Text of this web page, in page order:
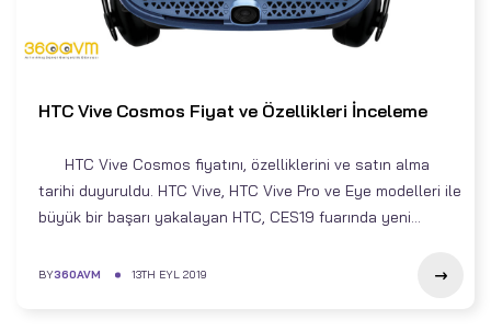
HTC Vive Cosmos Fiyat ve Özellikleri İnceleme
HTC Vive Cosmos fiyatını, özelliklerini ve satın alma
tarihi duyuruldu. HTC Vive, HTC Vive Pro ve Eye modelleri ile
büyük bir başarı yakalayan HTC, CES19 fuarında yeni...
BY360AVM 13TH EYL 2019